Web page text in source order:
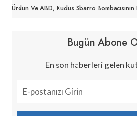
Ürdün Ve ABD, Kudüs Sbarro
Bugün Abone
En son haberleri gelen